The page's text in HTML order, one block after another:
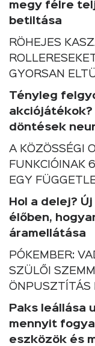
megy félre
betiltása
RÖHEJES
GYORSAN
Tényleg
akciójátékok?
döntések
A KÖZÖSSÉGI
FUNKCIÓINAK
EGY
Hol a delej?
élőben,
áramellátása
PÓKEMBER:
SZÜLŐI
ÖNPUSZTÍTÁS
Paks leállása
mennyit
eszközök és